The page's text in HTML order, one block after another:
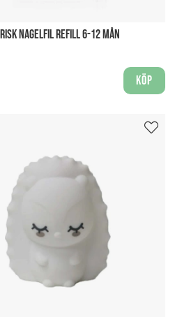
NAGELFIL REFILL 6-12 MÅN
Köp